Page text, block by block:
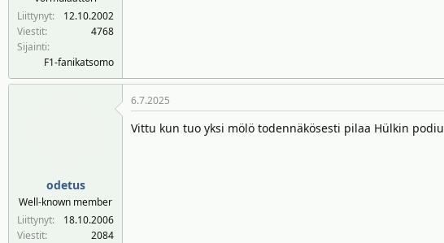
Liittynyt
12.10.2002
Viestit
4768
Sijainti
F1-fanikatsomo
odetus
Well-known member
Liittynyt
18.10.2006
Viestit
2084
6.7.2025
Vittu kun tuo yksi mölö todennäkösesti pilaa Hülkin